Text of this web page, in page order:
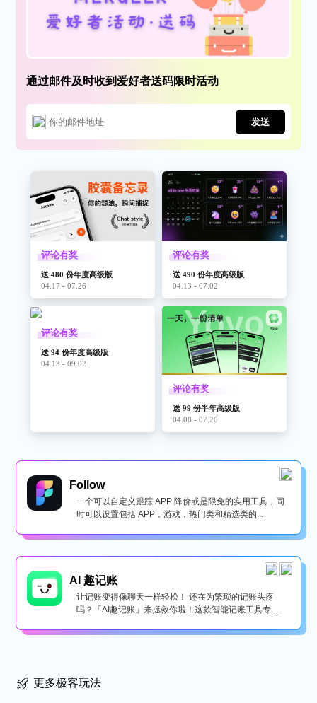
通过邮件及时收到爱好者送码限时活动
发送
评论有奖
送 480 份年度高级版
04.17 - 07.26
评论有奖
送 490 份年度高级版
04.13 - 07.02
评论有奖
送 94 份年度高级版
04.13 - 09.02
评论有奖
送 99 份半年高级版
04.08 - 07.20
Follow
一个可以自定义跟踪 APP 降价或是限免的实用工具，同
时可以设置包括 APP，游戏，热门类和精选类的...
AI 趣记账
让记账变得像聊天一样轻松！ 还在为繁琐的记账头疼
吗？「AI趣记账」来拯救你啦！这款智能记账工具专为
更多极客玩法